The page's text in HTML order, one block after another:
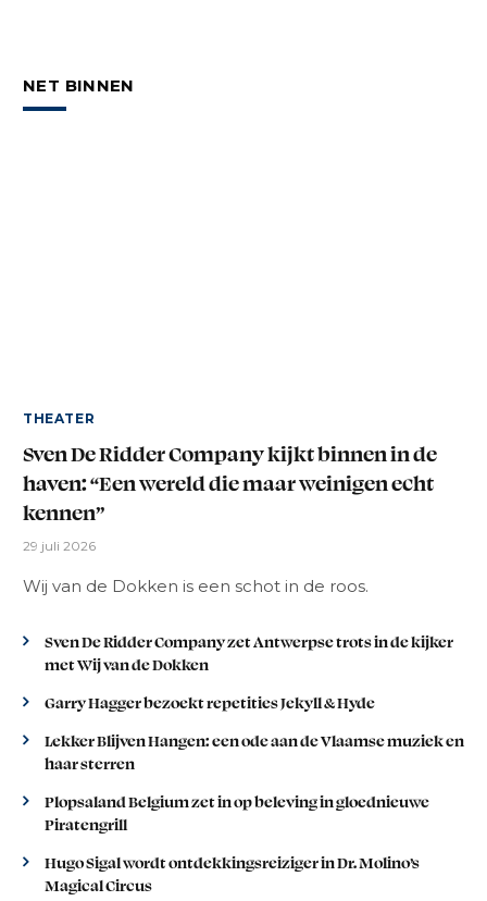
NET BINNEN
THEATER
Sven De Ridder Company kijkt binnen in de
haven: “Een wereld die maar weinigen echt
kennen”
29 juli 2026
Wij van de Dokken is een schot in de roos.
Sven De Ridder Company zet Antwerpse trots in de kijker
met Wij van de Dokken
Garry Hagger bezoekt repetities Jekyll & Hyde
Lekker Blijven Hangen: een ode aan de Vlaamse muziek en
haar sterren
Plopsaland Belgium zet in op beleving in gloednieuwe
Piratengrill
Hugo Sigal wordt ontdekkingsreiziger in Dr. Molino’s
Magical Circus